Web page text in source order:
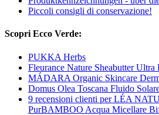
Piccoli consigli di conservazione!
Scopri Ecco Verde:
PUKKA Herbs
Fleurance Nature Sheabutter
MÁDARA Organic Skincare
Domus Olea Toscana Fluido
9 recensioni clienti per LÉA
PurBAMBOO Acqua Micellare